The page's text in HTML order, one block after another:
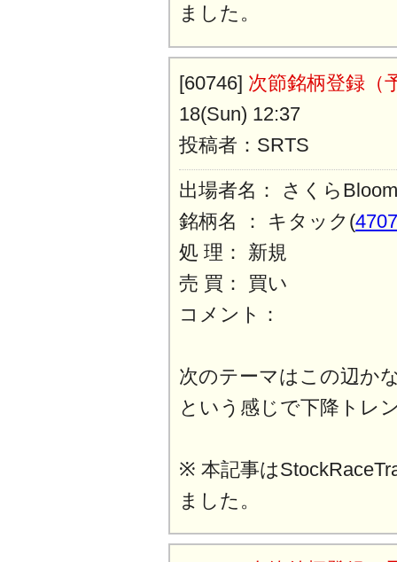
ました。
[60746] 次節銘柄登録（
18(Sun) 12:37
投稿者：SRTS
出場者名： さくら
銘柄名 ： キタック(4707
処 理： 新規
売 買： 買い
コメント：
次のテーマはこの辺か
という感じで下降トレ
※ 本記事は
ました。